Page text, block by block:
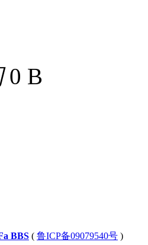
0 B
BBS ( 鲁ICP备09079540号 )